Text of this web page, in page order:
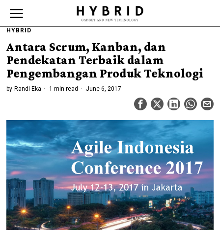
HYBRID
Antara Scrum, Kanban, dan
Pendekatan Terbaik dalam
Pengembangan Produk Teknologi
by Randi Eka 1 min read June 6, 2017